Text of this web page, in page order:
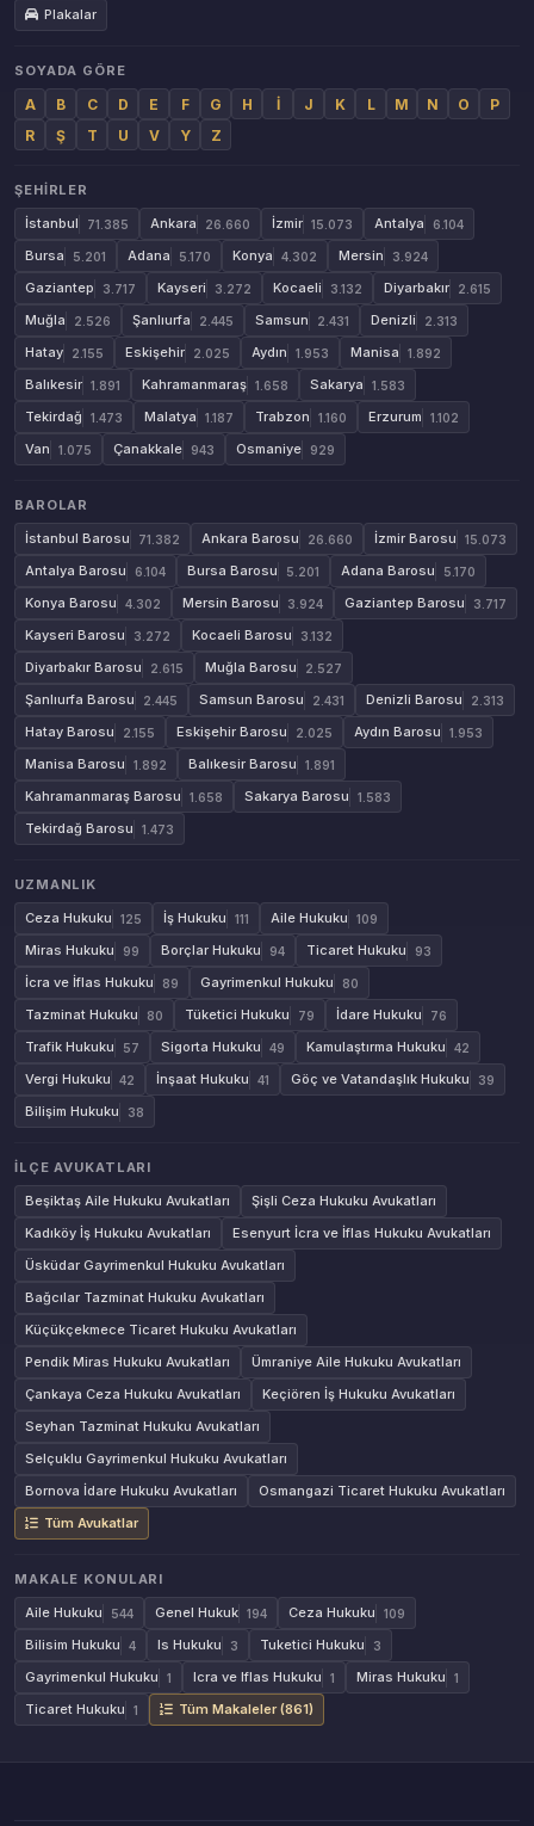
Plakalar
SOYADA GÖRE
A B C D E F G H İ J K L M N O
P
R
Ş T U V Y Z
ŞEHIRLER
İstanbul
71.385 Ankara 26.660 İzmir 15.073 Antalya 6.104
Bursa 5.201 Adana 5.170 Konya 4.302 Mersin 3.924
Gaziantep 3.717 Kayseri 3.272 Kocaeli 3.132 Diyarbakır 2.615
Muğla 2.526 Şanlıurfa 2.445 Samsun 2.431 Denizli 2.313
Hatay 2.155 Eskişehir 2.025 Aydın 1.953 Manisa 1.892
Balıkesir 1.891 Kahramanmaraş 1.658 Sakarya 1.583
Tekirdağ 1.473 Malatya 1.187 Trabzon 1.160 Erzurum 1.102
Van 1.075 Çanakkale 943 Osmaniye 929
BAROLAR
İstanbul Barosu
71.382 Ankara Barosu 26.660 İzmir Barosu 15.073
Antalya Barosu 6.104 Bursa Barosu 5.201 Adana Barosu 5.170
Konya Barosu 4.302 Mersin Barosu 3.924 Gaziantep Barosu 3.717
Kayseri Barosu 3.272 Kocaeli Barosu 3.132
Diyarbakır Barosu 2.615 Muğla Barosu 2.527
Şanlıurfa Barosu 2.445 Samsun Barosu 2.431 Denizli Barosu 2.313
Hatay Barosu 2.155 Eskişehir Barosu 2.025 Aydın Barosu 1.953
Manisa Barosu 1.892 Balıkesir Barosu 1.891
Kahramanmaraş Barosu 1.658 Sakarya Barosu 1.583
Tekirdağ Barosu 1.473
UZMANLIK
Ceza Hukuku
125 İş Hukuku 111 Aile Hukuku 109
Miras Hukuku 99 Borçlar Hukuku 94 Ticaret Hukuku 93
İcra ve İflas Hukuku 89 Gayrimenkul Hukuku 80
Tazminat Hukuku 80 Tüketici Hukuku 79 İdare Hukuku 76
Trafik Hukuku 57 Sigorta Hukuku 49 Kamulaştırma Hukuku 42
Vergi Hukuku 42 İnşaat Hukuku 41 Göç ve Vatandaşlık Hukuku 39
Bilişim Hukuku 38
İLÇE AVUKATLARI
Beşiktaş Aile Hukuku Avukatları
Şişli Ceza Hukuku Avukatları
Kadıköy İş Hukuku Avukatları
Esenyurt İcra ve İflas Hukuku Avukatları
Üsküdar Gayrimenkul Hukuku Avukatları
Bağcılar Tazminat Hukuku Avukatları
Küçükçekmece Ticaret Hukuku Avukatları
Pendik Miras Hukuku Avukatları
Ümraniye Aile Hukuku Avukatları
Çankaya Ceza Hukuku Avukatları
Keçiören İş Hukuku Avukatları
Seyhan Tazminat Hukuku Avukatları
Selçuklu Gayrimenkul Hukuku Avukatları
Bornova İdare Hukuku Avukatları
Osmangazi Ticaret Hukuku Avukatları
Tüm Avukatlar
MAKALE KONULARI
Aile Hukuku
544 Genel Hukuk 194 Ceza Hukuku 109
Bilisim Hukuku 4 Is Hukuku 3 Tuketici Hukuku 3
Gayrimenkul Hukuku 1 Icra ve Iflas Hukuku 1 Miras Hukuku 1
Ticaret Hukuku 1 Tüm Makaleler (861)